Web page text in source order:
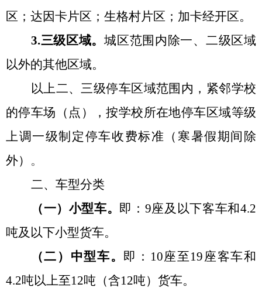
区；达因卡片区；生格村片区；加卡经开区。
3.三级区域。城区范围内 除一、二级区域
以外的其他区域。
以上二、三级停车区域范围内，紧邻学校
的停车场（点），按学校所在地停车区域等级
上调一级制定停车收费标准（寒暑假期间除
外） 。
二、车型分类
（一）小型车。 即： 9座及以下客车和4.2
吨及以下小型货车。
（二） 中型车。 即： 10座至19座客车和
4.2吨以上至12吨（含12吨）货车。